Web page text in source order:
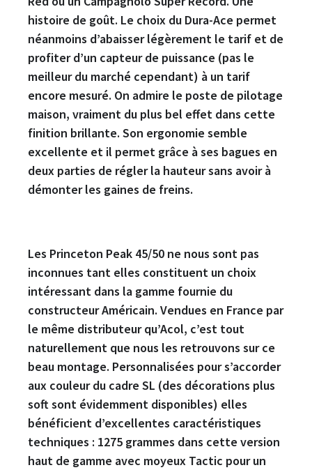
histoire de goût. Le choix du Dura-Ace permet
néanmoins d’abaisser légèrement le tarif et de
profiter d’un capteur de puissance (pas le
meilleur du marché cependant) à un tarif
encore mesuré. On admire le poste de pilotage
maison, vraiment du plus bel effet dans cette
finition brillante. Son ergonomie semble
excellente et il permet grâce à ses bagues en
deux parties de régler la hauteur sans avoir à
démonter les gaines de freins.
Les Princeton Peak 45/50 ne nous sont pas
inconnues tant elles constituent un choix
intéressant dans la gamme fournie du
constructeur Américain. Vendues en France par
le même distributeur qu’Acol, c’est tout
naturellement que nous les retrouvons sur ce
beau montage. Personnalisées pour s’accorder
aux couleur du cadre SL (des décorations plus
soft sont évidemment disponibles) elles
bénéficient d’excellentes caractéristiques
techniques : 1275 grammes dans cette version
haut de gamme avec moyeux Tactic pour un